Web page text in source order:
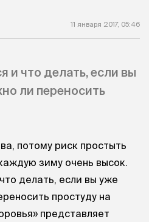
11 января 2017, 05:46
и что делать, если вы
ли переносить
потому риск простыть
зиму очень высок.
делать, если вы уже
простуду на
представляет